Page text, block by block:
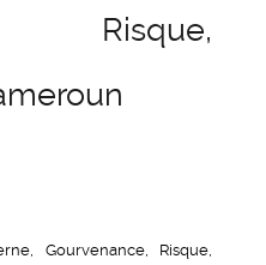
Risque,
Gourvenance, Risque,